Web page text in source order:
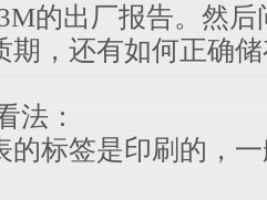
的出厂报告。然
期 ，还有如何正确
法：
的标签是印刷的，